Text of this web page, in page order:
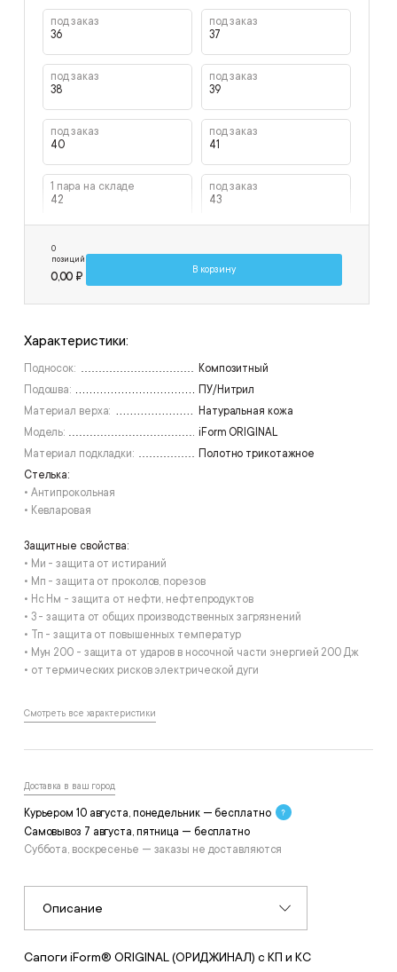
под заказ
36
под заказ
37
под заказ
38
под заказ
39
под заказ
40
под заказ
41
1 пара на складе
42
под заказ
43
44
45
под заказ
48
0
позиций
0,00 ₽
В корзину
Характеристики:
Подносок:
Композитный
Подошва:
ПУ/Нитрил
Материал верха:
Натуральная кожа
Модель:
iForm ORIGINAL
Материал подкладки:
Полотно трикотажное
Стелька:
• Антипрокольная
• Кевларовая
Защитные свойства:
• Ми - защита от истираний
• Мп - защита от проколов, порезов
• Нс Нм - защита от нефти, нефтепродуктов
• З - защита от общих производственных загрязнений
• Тп - защита от повышенных температур
• Мун 200 - защита от ударов в носочной части энергией 200 Дж
• от термических рисков электрической дуги
Смотреть все характеристики
Доставка в ваш город
Курьером 10 августа, понедельник — бесплатно
Самовывоз 7 августа, пятница — бесплатно
Суббота, воскресенье — заказы не доставляются
Описание
Сапоги iForm® ORIGINAL (ОРИДЖИНАЛ) с КП и КС